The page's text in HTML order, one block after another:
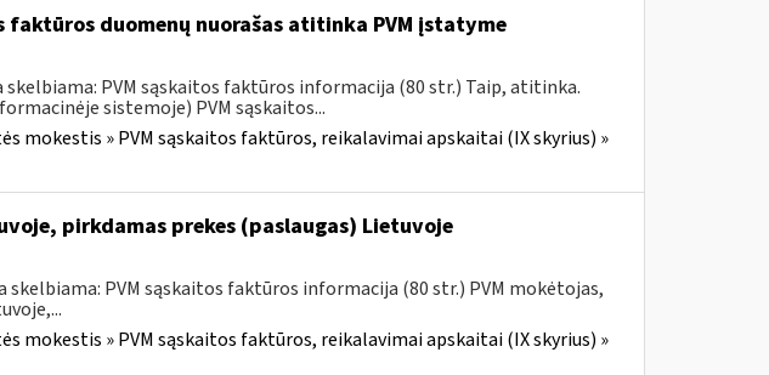
faktūros duomenų nuorašas atitinka PVM įstatyme
PVM sąskaitos faktūros informacija (80 str.) Taip, atitinka.
sistemoje) PVM sąskaitos...
mokestis » PVM sąskaitos faktūros, reikalavimai apskaitai (IX skyrius) »
pirkdamas prekes (paslaugas) Lietuvoje
skelbiama: PVM sąskaitos faktūros informacija (80 str.) PVM mokėtojas,
mokestis » PVM sąskaitos faktūros, reikalavimai apskaitai (IX skyrius) »